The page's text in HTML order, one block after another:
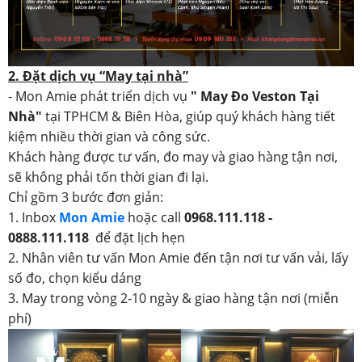
2. Đặt dịch vụ “May tại nhà”
- Mon Amie phát triển dịch vụ " May Đo Veston Tại
Nhà" tại TPHCM & Biên Hòa, giúp quý khách hàng tiết
kiệm nhiều thời gian và công sức.
Khách hàng được tư vấn, đo may và giao hàng tận nơi,
sẽ không phải tốn thời gian đi lại.
Chỉ gồm 3 bước đơn giản:
1. Inbox Mon Amie hoặc call 0968.111.118 -
0888.111.118 để đặt lịch hẹn
2. Nhân viên tư vấn Mon Amie đến tận nơi tư vấn vải, lấy
số đo, chọn kiểu dáng
3. May trong vòng 2-10 ngày & giao hàng tận nơi (miễn
phí)